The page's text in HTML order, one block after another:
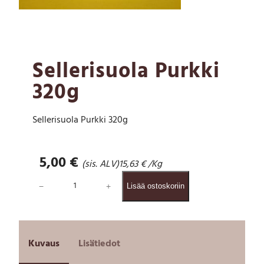
Sellerisuola Purkki
320g
Sellerisuola Purkki 320g
5,00€ (sis. ALV)15,63€/Kg
r
i
− + Lisää ostoskoriin
Kuvaus Lisätiedot